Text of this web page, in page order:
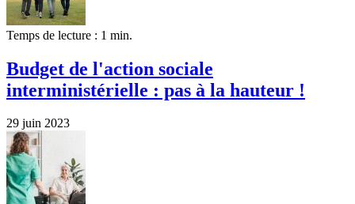
Temps de lecture : 1 min.
Budget de l'action sociale
interministérielle : pas à la hauteur !
29 juin 2023